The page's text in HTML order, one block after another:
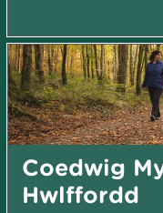
Coedwig
Hwlffordd